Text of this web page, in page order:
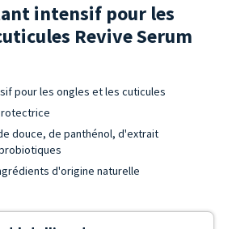
intensif pour les
Revive Serum
pour les ongles et les cuticules
douce, de panthénol, d'extrait
d'origine naturelle